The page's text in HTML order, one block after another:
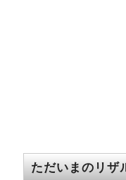
ただいまのリザ